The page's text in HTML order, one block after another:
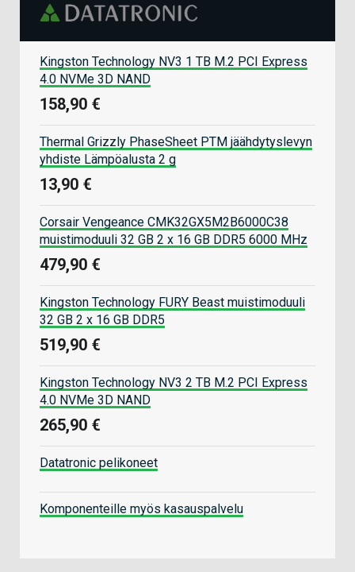
Kingston Technology NV3 1 TB M.2 PCI Express
4.0 NVMe 3D NAND
158,90 €
Thermal Grizzly PhaseSheet PTM jäähdytyslevyn
yhdiste Lämpöalusta 2 g
13,90 €
Corsair Vengeance CMK32GX5M2B6000C38
muistimoduuli 32 GB 2 x 16 GB DDR5 6000 MHz
479,90 €
Kingston Technology FURY Beast muistimoduuli
32 GB 2 x 16 GB DDR5
519,90 €
Kingston Technology NV3 2 TB M.2 PCI Express
4.0 NVMe 3D NAND
265,90 €
Datatronic pelikoneet
Komponenteille myös kasauspalvelu